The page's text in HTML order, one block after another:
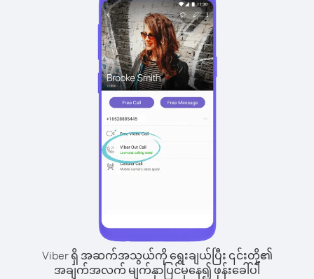
Viber ရှိ အဆက်အသွယ်ကို ရွေးချယ်ပြီး ၎င်းတို့၏
အချက်အလက် မျက်နှာပြင်မှနေ၍ ဖုန်းခေါ်ပါ